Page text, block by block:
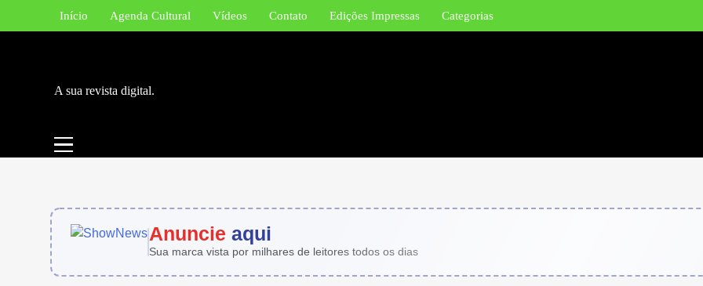
Início Agenda Cultural Vídeos Contato Edições Impressas Categorias
A sua revista digital.
Anuncie aqui
Sua marca vista por milhares de leitores todos os dias